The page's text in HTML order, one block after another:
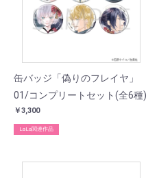
缶バッジ「偽りのフレイヤ」
01/コンプリートセット(全6種)
￥3,300
LaLa関連作品